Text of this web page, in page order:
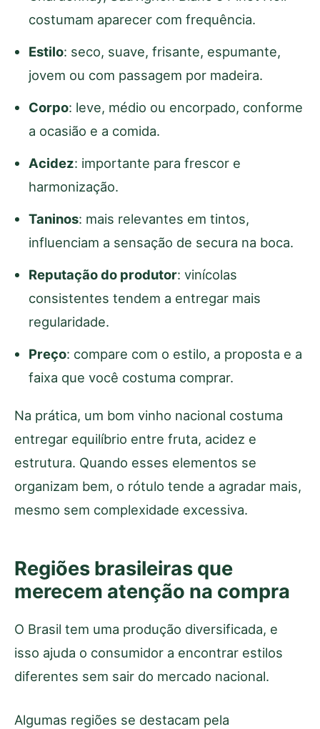
costumam aparecer com frequência.
Estilo: seco, suave, frisante, espumante,
jovem ou com passagem por madeira.
Corpo: leve, médio ou encorpado, conforme
a ocasião e a comida.
Acidez: importante para frescor e
harmonização.
Taninos: mais relevantes em tintos,
influenciam a sensação de secura na boca.
Reputação do produtor: vinícolas
consistentes tendem a entregar mais
regularidade.
Preço: compare com o estilo, a proposta e a
faixa que você costuma comprar.
Na prática, um bom vinho nacional costuma
entregar equilíbrio entre fruta, acidez e
estrutura. Quando esses elementos se
organizam bem, o rótulo tende a agradar mais,
mesmo sem complexidade excessiva.
Regiões brasileiras que
merecem atenção na compra
O Brasil tem uma produção diversificada, e
isso ajuda o consumidor a encontrar estilos
diferentes sem sair do mercado nacional.
Algumas regiões se destacam pela